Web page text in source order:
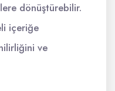
dönüştürebilir.
içeriğe
ve